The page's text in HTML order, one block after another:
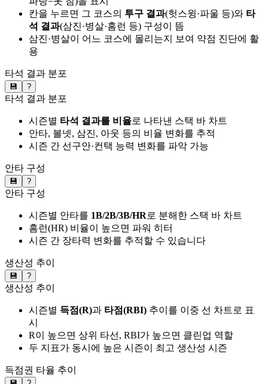
칸을 누르면 그 코스의 투구 결과(헛스윙·파울 등)와 타
석 결과(삼진·병살·홈런 등) 구성이 뜸
삼진·병살이 어느 코스에 몰리는지 보여 약점 진단에 활
용
타석 결과 분포
💾 ?
타석 결과 분포
시즌별 타석 결과를 비율로 나타낸 스택 바 차트
안타, 볼넷, 삼진, 아웃 등의 비율 변화를 추적
시즌 간 선구안·컨택 능력 변화를 파악 가능
안타 구성
💾 ?
안타 구성
시즌별 안타를 1B/2B/3B/HR로 분해한 스택 바 차트
홈런(HR) 비율이 높으면 파워 히터
시즌 간 장타력 변화를 추적할 수 있습니다
생산성 추이
💾 ?
생산성 추이
시즌별 득점(R)과 타점(RBI) 추이를 이중 선 차트로 표
시
R이 높으면 상위 타선, RBI가 높으면 클린업 역할
두 지표가 동시에 높은 시즌이 최고 생산성 시즌
득점권 타율 추이